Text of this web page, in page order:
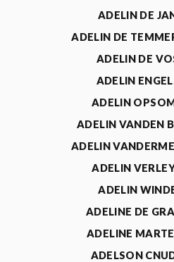
ADELIN DE
ADELIN DE
ADELIN DE
ADELIN
ADELIN
ADELIN VANDEN
ADELIN
ADELIN
ADELIN
ADELINE DE
ADELINE
ADELSON